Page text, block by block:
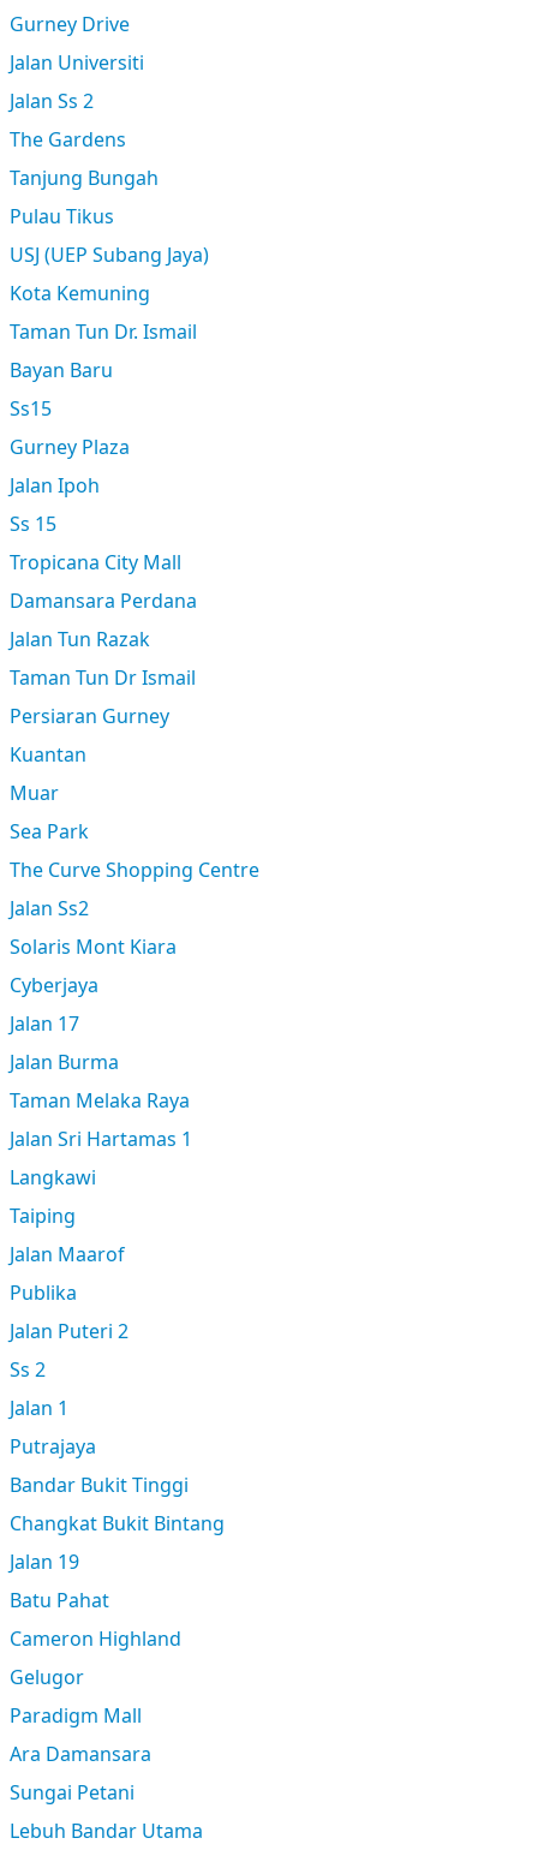
Gurney Drive
Jalan Universiti
Jalan Ss 2
The Gardens
Tanjung Bungah
Pulau Tikus
USJ (UEP Subang Jaya)
Kota Kemuning
Taman Tun Dr. Ismail
Bayan Baru
Ss15
Gurney Plaza
Jalan Ipoh
Ss 15
Tropicana City Mall
Damansara Perdana
Jalan Tun Razak
Taman Tun Dr Ismail
Persiaran Gurney
Kuantan
Muar
Sea Park
The Curve Shopping Centre
Jalan Ss2
Solaris Mont Kiara
Cyberjaya
Jalan 17
Jalan Burma
Taman Melaka Raya
Jalan Sri Hartamas 1
Langkawi
Taiping
Jalan Maarof
Publika
Jalan Puteri 2
Ss 2
Jalan 1
Putrajaya
Bandar Bukit Tinggi
Changkat Bukit Bintang
Jalan 19
Batu Pahat
Cameron Highland
Gelugor
Paradigm Mall
Ara Damansara
Sungai Petani
Lebuh Bandar Utama